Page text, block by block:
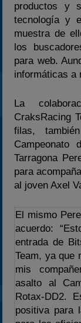
productos y
tecnología y
muestra de
los
para web.
informáticas a
La
CraksRacing
filas,
Tarragona
para
al joven Axel
El mismo
acuerdo:
entrada de
Team, ya que
mis
asalto al
Rotax-DD2.
positiva para